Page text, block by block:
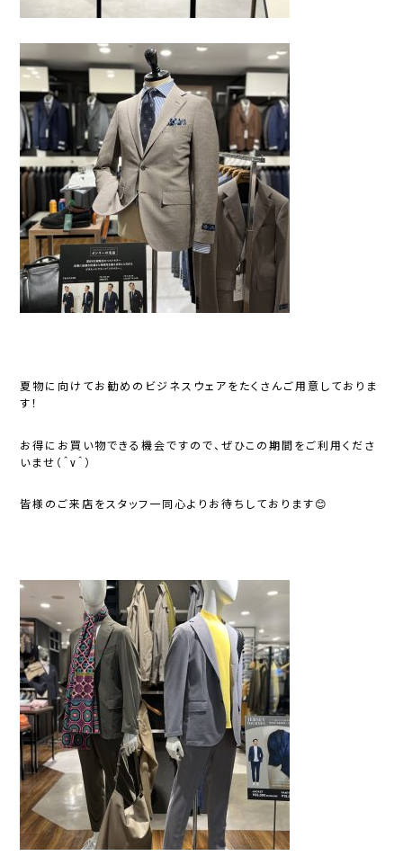
夏物に向けてお勧めのビジネスウェアをたくさんご用意しておりま
す！
お得にお買い物できる機会ですので、ぜひこの期間をご利用くださ
いませ（＾ν＾）
皆様のご来店をスタッフ一同心よりお待ちしております😊